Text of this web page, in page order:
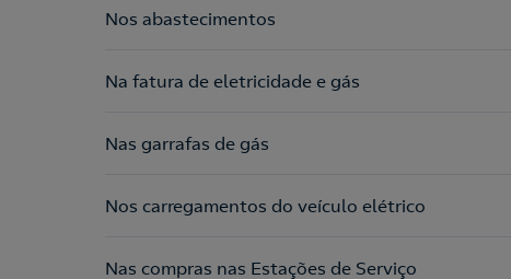
Nos abastecimentos
Na fatura de eletricidade e gás
Nas garrafas de gás
Nos carregamentos do veículo elétrico
Nas compras nas Estações de Serviço